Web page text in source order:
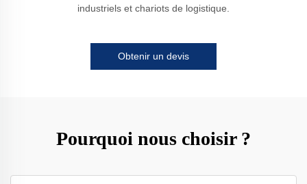
industriels et chariots de logistique.
Obtenir un devis
Pourquoi nous choisir ?